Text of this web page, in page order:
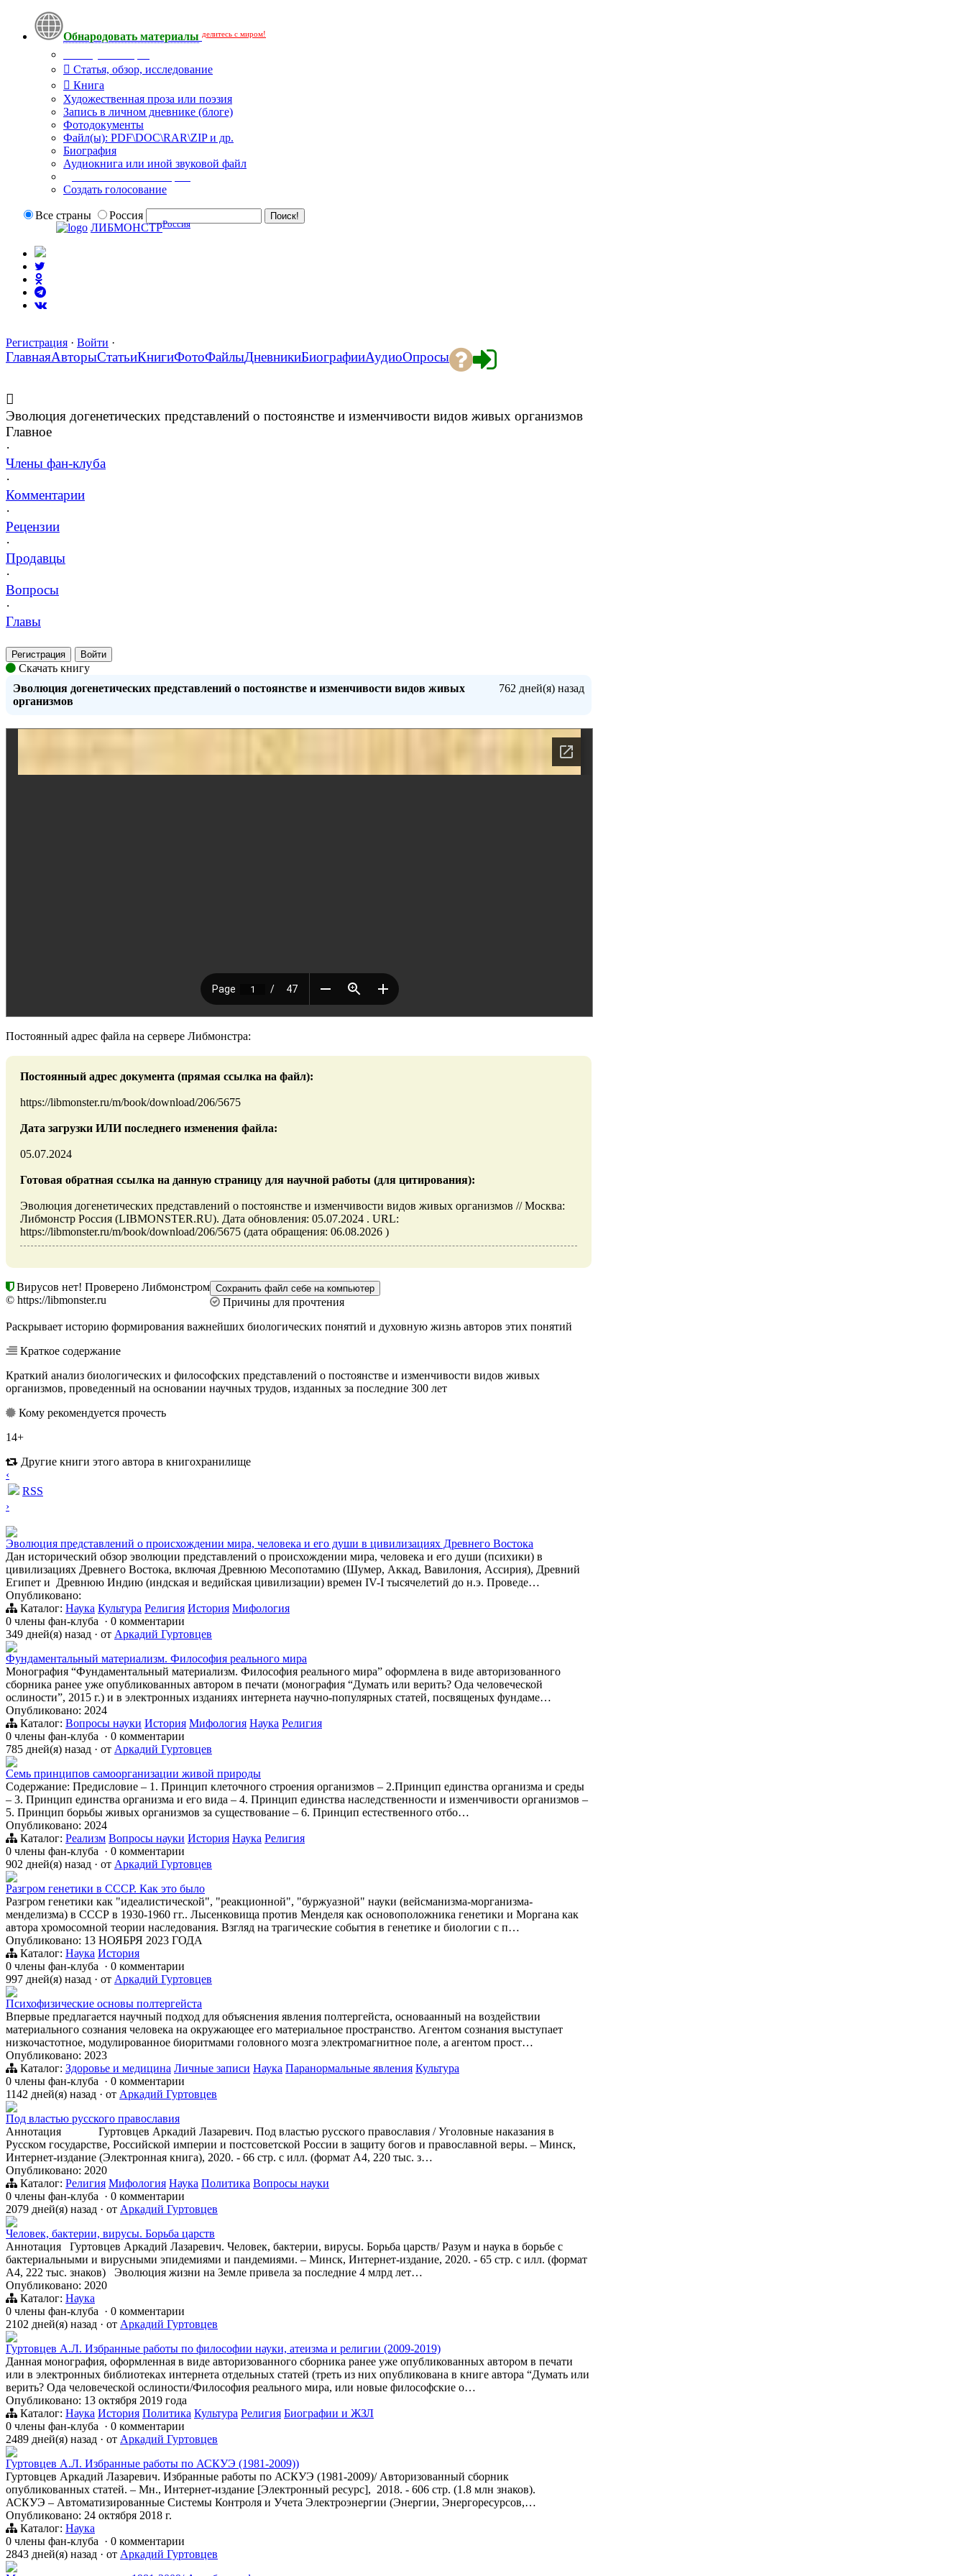
Обнародовать материалы делитесь с миром!
Статья, обзор, исследование
Книга
Художественная проза или поэзия
Запись в личном дневнике (блоге)
Фотодокументы
Файл(ы): PDF\DOC\RAR\ZIP и др.
Биография
Аудиокнига или иной звуковой файл
Создать голосование
Все страны
Россия
ЛИБМОНСТРРоссия
Регистрация · Войти ·
ГлавнаяАвторыСтатьиКнигиФотоФайлыДневникиБиографииАудиоОпросы
Эволюция догенетических представлений о постоянстве и изменчивости видов живых организмов
Главное
·
Члены фан-клуба
·
Комментарии
·
Рецензии
·
Продавцы
·
Вопросы
·
Главы
Регистрация Войти
Скачать книгу
762 дней(я) назад
Эволюция догенетических представлений о постоянстве и изменчивости видов живых
организмов
Постоянный адрес файла на сервере Либмонстра:
Постоянный адрес документа (прямая ссылка на файл):
https://libmonster.ru/m/book/download/206/5675
Дата загрузки ИЛИ последнего изменения файла:
05.07.2024
Готовая обратная ссылка на данную страницу для научной работы (для цитирования):
Эволюция догенетических представлений о постоянстве и изменчивости видов живых организмов // Москва:
Либмонстр Россия (LIBMONSTER.RU). Дата обновления: 05.07.2024 . URL:
https://libmonster.ru/m/book/download/206/5675 (дата обращения: 06.08.2026 )
Вирусов нет! Проверено Либмонстром
© https://libmonster.ru
Причины для прочтения
Раскрывает историю формирования важнейших биологических понятий и духовную жизнь авторов этих понятий
Краткое содержание
Краткий анализ биологических и философских представлений о постоянстве и изменчивости видов живых
организмов, проведенный на основании научных трудов, изданных за последние 300 лет
Кому рекомендуется прочесть
14+
Другие книги этого автора в книгохранилище
‹
RSS
›
Эволюция представлений о происхождении мира, человека и его души в цивилизациях Древнего Востока
Дан исторический обзор эволюции представлений о происхождении мира, человека и его души (психики) в
цивилизациях Древнего Востока, включая Древнюю Месопотамию (Шумер, Аккад, Вавилония, Ассирия), Древний
Египет и Древнюю Индию (индская и ведийская цивилизации) времен IV-I тысячелетий до н.э. Проведе…
Опубликовано:
Каталог: Наука Культура Религия История Мифология
0 члены фан-клуба · 0 комментарии
349 дней(я) назад · от Аркадий Гуртовцев
Фундаментальный материализм. Философия реального мира
Монография “Фундаментальный материализм. Философия реального мира” оформлена в виде авторизованного
сборника ранее уже опубликованных автором в печати (монография “Думать или верить? Ода человеческой
ослиности”, 2015 г.) и в электронных изданиях интернета научно-популярных статей, посвященых фундаме…
Опубликовано: 2024
Каталог: Вопросы науки История Мифология Наука Религия
0 члены фан-клуба · 0 комментарии
785 дней(я) назад · от Аркадий Гуртовцев
Семь принципов самоорганизации живой природы
Содержание: Предисловие – 1. Принцип клеточного строения организмов – 2.Принцип единства организма и среды
– 3. Принцип единства организма и его вида – 4. Принцип единства наследственности и изменчивости организмов –
5. Принцип борьбы живых организмов за существование – 6. Принцип естественного отбо…
Опубликовано: 2024
Каталог: Реализм Вопросы науки История Наука Религия
0 члены фан-клуба · 0 комментарии
902 дней(я) назад · от Аркадий Гуртовцев
Разгром генетики в СССР. Как это было
Разгром генетики как "идеалистической", "реакционной", "буржуазной" науки (вейсманизма-морганизма-
менделизма) в СССР в 1930-1960 гг.. Лысенковища против Менделя как основоположника генетики и Моргана как
автора хромосомной теории наследования. Взгляд на трагические события в генетике и биологии с п…
Опубликовано: 13 НОЯБРЯ 2023 ГОДА
Каталог: Наука История
0 члены фан-клуба · 0 комментарии
997 дней(я) назад · от Аркадий Гуртовцев
Психофизические основы полтергейста
Впервые предлагается научный подход для объяснения явления полтергейста, основаанный на воздействии
материального сознания человека на окружающее его материальное пространство. Агентом сознания выступает
низкочастотное, модулированное биоритмами головного мозга электромагнитное поле, а агентом прост…
Опубликовано: 2023
Каталог: Здоровье и медицина Личные записи Наука Паранормальные явления Культура
0 члены фан-клуба · 0 комментарии
1142 дней(я) назад · от Аркадий Гуртовцев
Под властью русского православия
Аннотация Гуртовцев Аркадий Лазаревич. Под властью русского православия / Уголовные наказания в
Русском государстве, Российской империи и постсоветской России в защиту богов и православной веры. – Минск,
Интернет-издание (Электронная книга), 2020. - 66 стр. с илл. (формат А4, 220 тыс. з…
Опубликовано: 2020
Каталог: Религия Мифология Наука Политика Вопросы науки
0 члены фан-клуба · 0 комментарии
2079 дней(я) назад · от Аркадий Гуртовцев
Человек, бактерии, вирусы. Борьба царств
Аннотация Гуртовцев Аркадий Лазаревич. Человек, бактерии, вирусы. Борьба царств/ Разум и наука в борьбе с
бактериальными и вирусными эпидемиями и пандемиями. – Минск, Интернет-издание, 2020. - 65 стр. с илл. (формат
А4, 222 тыс. знаков) Эволюция жизни на Земле привела за последние 4 млрд лет…
Опубликовано: 2020
Каталог: Наука
0 члены фан-клуба · 0 комментарии
2102 дней(я) назад · от Аркадий Гуртовцев
Гуртовцев А.Л. Избранные работы по философии науки, атеизма и религии (2009-2019)
Данная монография, оформленная в виде авторизованного сборника ранее уже опубликованных автором в печати
или в электронных библиотеках интернета отдельных статей (треть из них опубликована в книге автора “Думать или
верить? Ода человеческой ослиности/Философия реального мира, или новые философские о…
Опубликовано: 13 октября 2019 года
Каталог: Наука История Политика Культура Религия Биографии и ЖЗЛ
0 члены фан-клуба · 0 комментарии
2489 дней(я) назад · от Аркадий Гуртовцев
Гуртовцев А.Л. Избранные работы по АСКУЭ (1981-2009))
Гуртовцев Аркадий Лазаревич. Избранные работы по АСКУЭ (1981-2009)/ Авторизованный сборник
опубликованных статей. – Мн., Интернет-издание [Электронный ресурс], 2018. - 606 стр. (1.8 млн знаков).
АСКУЭ – Автоматизированные Системы Контроля и Учета Электроэнергии (Энергии, Энергоресурсов,…
Опубликовано: 24 октября 2018 г.
Каталог: Наука
0 члены фан-клуба · 0 комментарии
2843 дней(я) назад · от Аркадий Гуртовцев